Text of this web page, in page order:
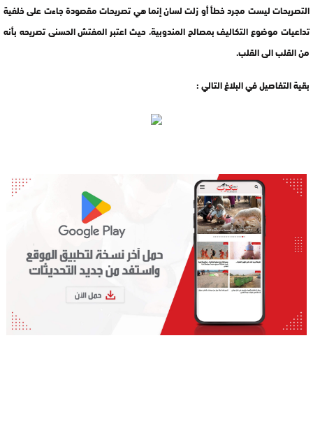
التصريحات ليست مجرد خطأ أو زلت لسان إنما هي تصريحات مقصودة جاءت على خلفية
تداعيات موضوع التكاليف بمصالح المندوبية، حيث اعتبر المفتش الحسنى تصريحه بأنه
من القلب الى القلب.
بقية التفاصيل في البلاغ التالي :